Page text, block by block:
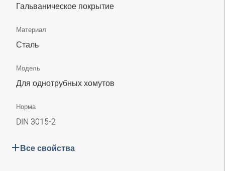
Гальваническое покрытие
Материал
Сталь
Модель
Для однотрубных хомутов
Норма
DIN 3015-2
Все свойства